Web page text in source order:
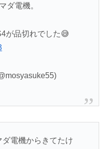
ダ電機。
が品切れでした😅
ダ電機からきてたけ